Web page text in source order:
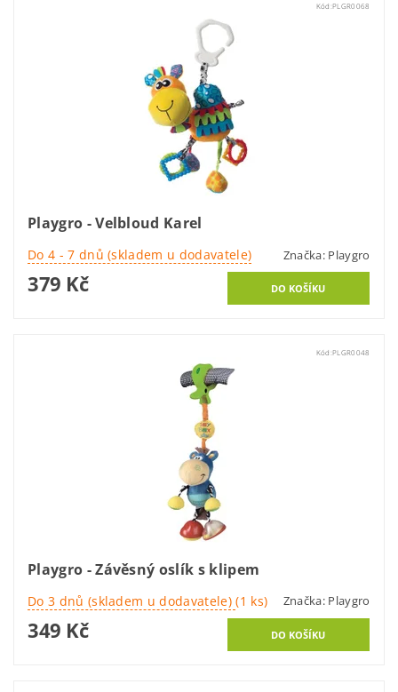
Kód:PLGR0068
Playgro - Velbloud Karel
Do 4 - 7 dnů (skladem u dodavatele) Značka: Playgro
379 Kč
Kód: PLGR0048
Playgro - Závěsný oslík s klipem
Do 3 dnů (skladem u dodavatele)(1 ks) Značka: Playgro
349 Kč